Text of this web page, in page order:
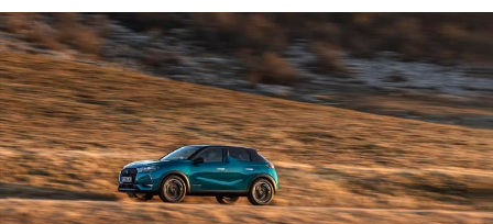
COLUMN
MAGAZINE
ABOUT SITE
サイトマップ